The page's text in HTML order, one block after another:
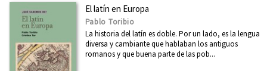
El latín en Europa
Pablo Toribio
La historia del latín es doble. Por un lado, es la lengua
diversa y cambiante que hablaban los antiguos
romanos y que buena parte de las pob...